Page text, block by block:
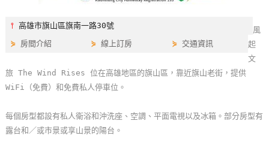
紅
你
樂
地
⫯高雄市旗山區旗南一路30號
⋟ 房間介紹 ⋟線上訂房 ⋟ 交通資訊
風
起
文
旅 The Wind Rises 位在高雄地區的旗山區，靠近旗山老街，提供
WiFi（免費）和免費私人停車位。
每個房型都設有私人衛浴和沖洗座、空調、平面電視以及冰箱。部分房型有
露台和／或市景或享山景的陽台。